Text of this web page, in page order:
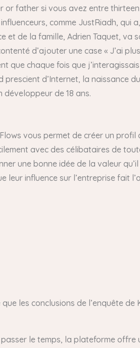
father si vous avez entre
comme JustRiadh, qui
et de la famille, Adrien Taquet, va
d’ajouter une case « J’ai
que chaque fois que
d’Internet, la naissance
développeur de 18 ans.
vous permet de créer un
avec des célibataires de
une bonne idée de la valeur
influence sur l’entreprise fait
les conclusions de l’enquête de
le temps, la plateforme